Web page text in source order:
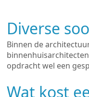
Diverse
Binnen de
opdracht wel een
Wat kost